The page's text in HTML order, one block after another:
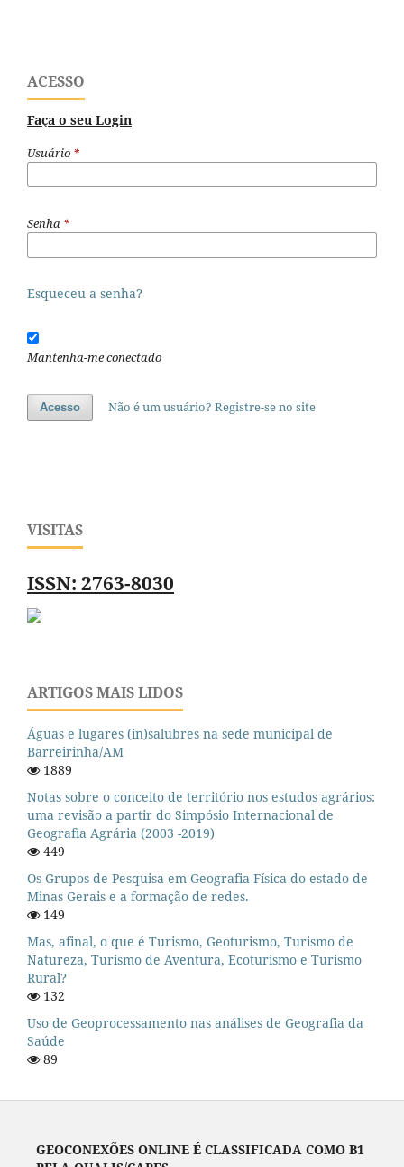
ACESSO
Faça o seu Login
Usuário *
Senha *
Esqueceu a senha?
Mantenha-me conectado
Acesso Não é um usuário? Registre-se no site
VISITAS
ISSN: 2763-8030
ARTIGOS MAIS LIDOS
Águas e lugares (in)salubres na sede municipal de
Barreirinha/AM
1889
Notas sobre o conceito de território nos estudos agrários:
uma revisão a partir do Simpósio Internacional de
Geografia Agrária (2003 -2019)
449
Os Grupos de Pesquisa em Geografia Física do estado de
Minas Gerais e a formação de redes.
149
Mas, afinal, o que é Turismo, Geoturismo, Turismo de
Natureza, Turismo de Aventura, Ecoturismo e Turismo
Rural?
132
Uso de Geoprocessamento nas análises de Geografia da
Saúde
89
GEOCONEXÕES ONLINE É CLASSIFICADA COMO B1